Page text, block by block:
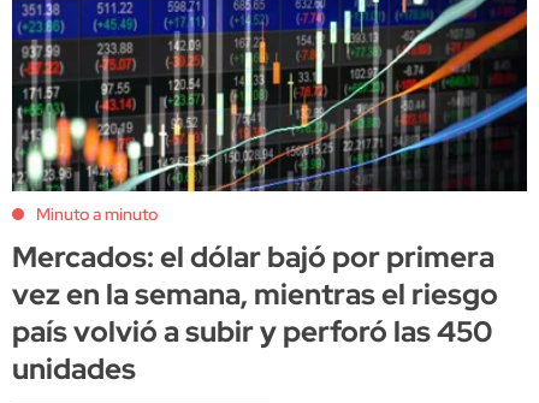
Minuto a minuto
Mercados: el dólar bajó por primera
vez en la semana, mientras el riesgo
país volvió a subir y perforó las 450
unidades